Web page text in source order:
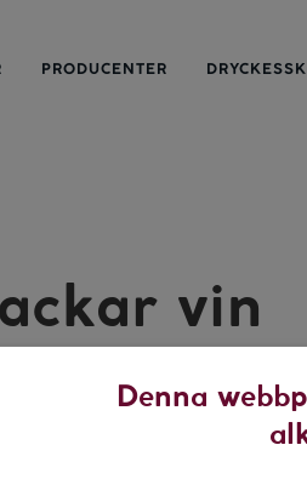
PRODUCENTER
vin
MAT & VIN
Världspremiär och
Denna